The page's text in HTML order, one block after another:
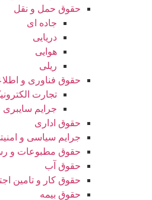
حقوق حمل و نقل
جاده ای
دریایی
هوایی
ریلی
حقوق فناوری و
تجارت
جرایم سایبری
حقوق اداری
جرایم سیاسی و
حقوق مطبوعات و
حقوق آب
حقوق کار و تامین
حقوق بیمه